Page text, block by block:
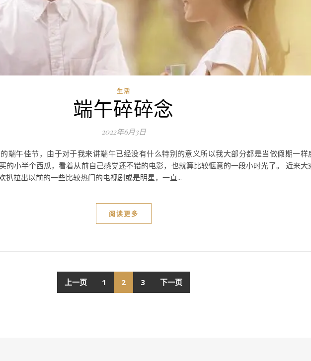
生活
端午碎碎念
2022年6月3日
端午佳节，由于对于我来讲端午已经没有什么特别的意义所以我大部分都是当做假期一样
的小半个西瓜，看着从前自己感觉还不错的电影，也就算比较惬意的一段小时光了。 近来大
扒拉出以前的一些比较热门的电视剧或是明星，一直...
阅读更多
上一页 1 2 3 下一页